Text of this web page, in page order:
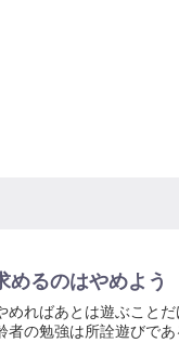
めるのはやめよう
ればあとは遊ぶこと
者の勉強は所詮遊びで